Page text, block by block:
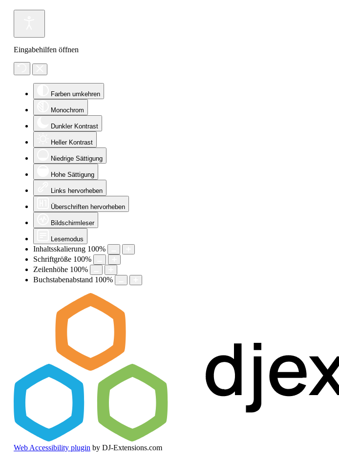
Eingabehilfen öffnen
Farben umkehren
Monochrom
Dunkler Kontrast
Heller Kontrast
Niedrige Sättigung
Hohe Sättigung
Links hervorheben
Überschriften hervorheben
Bildschirmleser
Lesemodus
Inhaltsskalierung 100%
Schriftgröße 100%
Zeilenhöhe 100%
Buchstabenabstand 100%
Web Accessibility plugin by DJ-Extensions.com